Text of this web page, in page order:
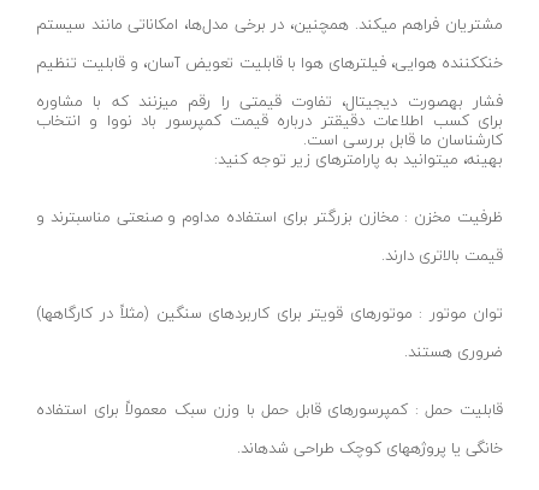
گریس پمپ
گریس پمپ سطلی
گریس پمپ دستی
دستگاه صافکاری
جوش لوله سبز
تینر
اورینگ تست لوله
دستگاه های هیدرواستاتیک
ابزار مکانیکی و تعمیرگاهی
فردان الکتریک- FARDAN ELECTRIC
ایران زمین- IRAN ZAMIN
الیت- ALITE
ریفنگ- RIFENG
لگرند- LEGRAND
کینگ سو- KINGSO
آریا- ARYA
ام وی سی- MVC
آبی-قرمز
خاکستری
زرد-قهوه ای
مسی
مشتریان فراهم میکند. همچنین، در برخی مدل‌ها، امکاناتی مانند سیستم
خنککننده هوایی، فیلترهای هوا با قابلیت تعویض آسان، و قابلیت تنظیم
فشار بهصورت دیجیتال، تفاوت قیمتی را رقم میزنند که با مشاوره
کارشناسان ما قابل بررسی است.
برای کسب اطلاعات دقیقتر درباره قیمت کمپرسور باد نووا و انتخاب
بهینه، میتوانید به پارامترهای زیر توجه کنید:
ظرفیت مخزن : مخازن بزرگتر برای استفاده مداوم و صنعتی مناسبترند و
قیمت بالاتری دارند.
توان موتور : موتورهای قویتر برای کاربردهای سنگین (مثلاً در کارگاهها)
ضروری هستند.
قابلیت حمل : کمپرسورهای قابل حمل با وزن سبک معمولاً برای استفاده
خانگی یا پروژههای کوچک طراحی شدهاند.